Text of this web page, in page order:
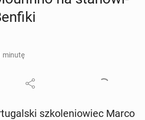
minutę
szko­le­nio­wiec Marco